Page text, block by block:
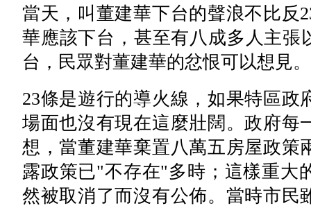
當天，叫董建華下台的聲浪不比反
華應該下台，甚至有八成多人主
台，民眾對董建華的忿恨可以想見。
23條是遊行的導火線，如果特區
場面也沒有現在這麼壯闊。政府每
想，當董建華棄置八萬五房屋政策
露政策已"不存在"多時；這樣重大
然被取消了而沒有公佈。當時市民